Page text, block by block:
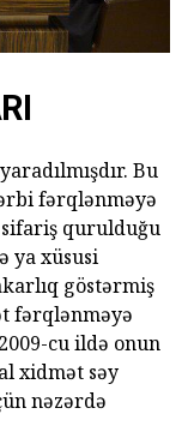
Bu
fərqlənməyə
qurulduğu
ya xüsusi
göstərmiş
fərqlənməyə
cu ildə onun
xidmət səy
nəzərdə